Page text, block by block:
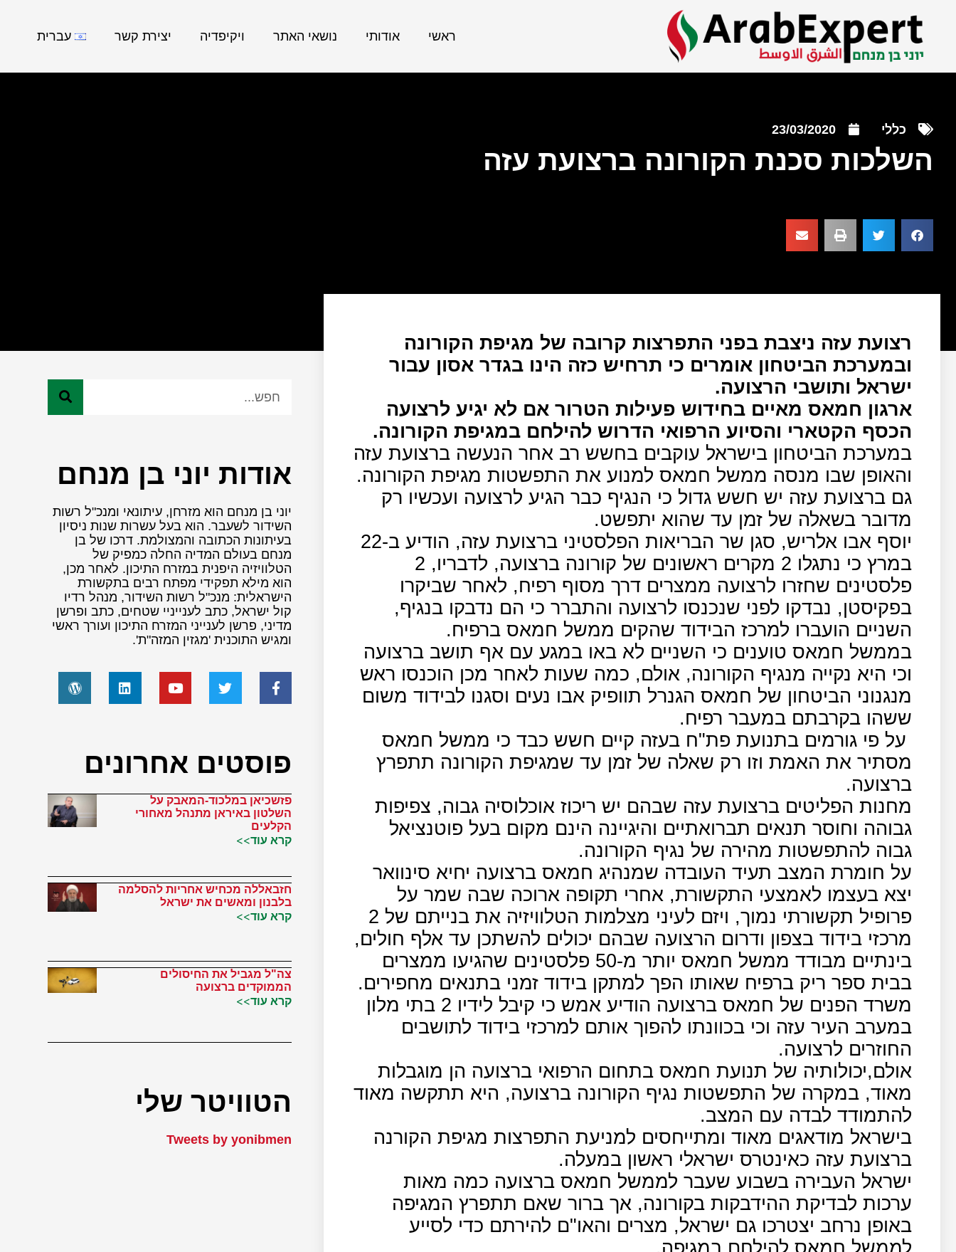
ראשי אודותי נושאי האתר ויקיפדיה יצירת קשר עברית
כללי 23/03/2020
השלכות סכנת הקורונה ברצועת עזה
רצועת עזה ניצבת בפני התפרצות קרובה של מגיפת הקורונה
ובמערכת הביטחון אומרים כי תרחיש כזה הינו בגדר אסון עבור
ישראל ותושבי הרצועה.
ארגון חמאס מאיים בחידוש פעילות הטרור אם לא יגיע לרצועה
הכסף הקטארי והסיוע הרפואי הדרוש להילחם במגיפת הקורונה.
במערכת הביטחון בישראל עוקבים בחשש רב אחר הנעשה ברצועת עזה
והאופן שבו מנסה ממשל חמאס למנוע את התפשטות מגיפת הקורונה.
גם ברצועת עזה יש חשש גדול כי הנגיף כבר הגיע לרצועה ועכשיו רק
מדובר בשאלה של זמן עד שהוא יתפשט.
יוסף אבו אלריש, סגן שר הבריאות הפלסטיני ברצועת עזה, הודיע ב-22
במרץ כי נתגלו 2 מקרים ראשונים של קורונה ברצועה, לדבריו, 2
פלסטינים שחזרו לרצועה ממצרים דרך מסוף רפיח, לאחר שביקרו
בפקיסטן, נבדקו לפני שנכנסו לרצועה והתברר כי הם נדבקו בנגיף,
השניים הועברו למרכז הבידוד שהקים ממשל חמאס ברפיח.
בממשל חמאס טוענים כי השניים לא באו במגע עם אף תושב ברצועה
וכי היא נקייה מנגיף הקורונה, אולם, כמה שעות לאחר מכן הוכנסו ראש
מנגנוני הביטחון של חמאס הגנרל תוופיק אבו נעים וסגנו לבידוד משום
ששהו בקרבתם במעבר רפיח.
על פי גורמים בתנועת פת"ח בעזה קיים חשש כבד כי ממשל חמאס
מסתיר את האמת וזו רק שאלה של זמן עד שמגיפת הקורונה תתפרץ
ברצועה.
מחנות הפליטים ברצועת עזה שבהם יש ריכוז אוכלוסיה גבוה, צפיפות
גבוהה וחוסר תנאים תברואתיים והיגיינה הינם מקום בעל פוטנציאל
גבוה להתפשטות מהירה של נגיף הקורונה.
על חומרת המצב תעיד העובדה שמנהיג חמאס ברצועה יחיא סינוואר
יצא בעצמו לאמצעי התקשורת, אחרי תקופה ארוכה שבה שמר על
פרופיל תקשורתי נמוך, ויזם לעיני מצלמות הטלוויזיה את בנייתם של 2
מרכזי בידוד בצפון ודרום הרצועה שבהם יכולים להשתכן עד אלף חולים,
בינתיים מבודד ממשל חמאס יותר מ-50 פלסטינים שהגיעו ממצרים
בבית ספר ריק ברפיח שאותו הפך למתקן בידוד זמני בתנאים מחפירים.
משרד הפנים של חמאס ברצועה הודיע אמש כי קיבל לידיו 2 בתי מלון
במערב העיר עזה וכי בכוונתו להפוך אותם למרכזי בידוד לתושבים
החוזרים לרצועה.
אולם,יכולותיה של תנועת חמאס בתחום הרפואי ברצועה הן מוגבלות
מאוד, במקרה של התפשטות נגיף הקורונה ברצועה, היא תתקשה מאוד
להתמודד לבדה עם המצב.
בישראל מודאגים מאוד ומתייחסים למניעת התפרצות מגיפת הקורנה
ברצועת עזה כאינטרס ישראלי ראשון במעלה.
ישראל העבירה בשבוע שעבר לממשל חמאס ברצועה כמה מאות
ערכות לבדיקת ההידבקות בקורונה, אך ברור שאם תתפרץ המגיפה
באופן נרחב יצטרכו גם ישראל, מצרים והאו"ם להירתם כדי לסייע
לממשל חמאס להילחם במגיפה.
אודות יוני בן מנחם
יוני בן מנחם הוא מזרחן, עיתונאי ומנכ"ל רשות
השידור לשעבר. הוא בעל עשרות שנות ניסיון
בעיתונות הכתובה והמצולמת. דרכו של בן
מנחם בעולם המדיה החלה כמפיק של
הטלוויזיה היפנית במזרח התיכון. לאחר מכן,
הוא מילא תפקידי מפתח רבים בתקשורת
הישראלית: מנכ"ל רשות השידור, מנהל רדיו
קול ישראל, כתב לענייניי שטחים, כתב ופרשן
מדיני, פרשן לענייני המזרח התיכון ועורך ראשי
ומגיש התוכנית 'מגזין המזה"ת'.
פוסטים אחרונים
פזשכיאן במלכוד-המאבק על
השלטון באיראן מתנהל מאחורי
הקלעים
קרא עוד>>
חזבאללה מכחיש אחריות להסלמה
בלבנון ומאשים את ישראל
קרא עוד>>
צה"ל מגביל את החיסולים
הממוקדים ברצועה
קרא עוד>>
הטוויטר שלי
Tweets by yonibmen